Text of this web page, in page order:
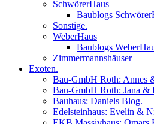
SchwörerHaus
Baublogs
Sonstige.
WeberHaus
Baublogs
Zimmermannshäuser
Exoten.
Bau-GmbH Roth: Annes
Bau-GmbH Roth: Jana &
Bauhaus: Daniels Blog.
Edelsteinhaus: Evelin &